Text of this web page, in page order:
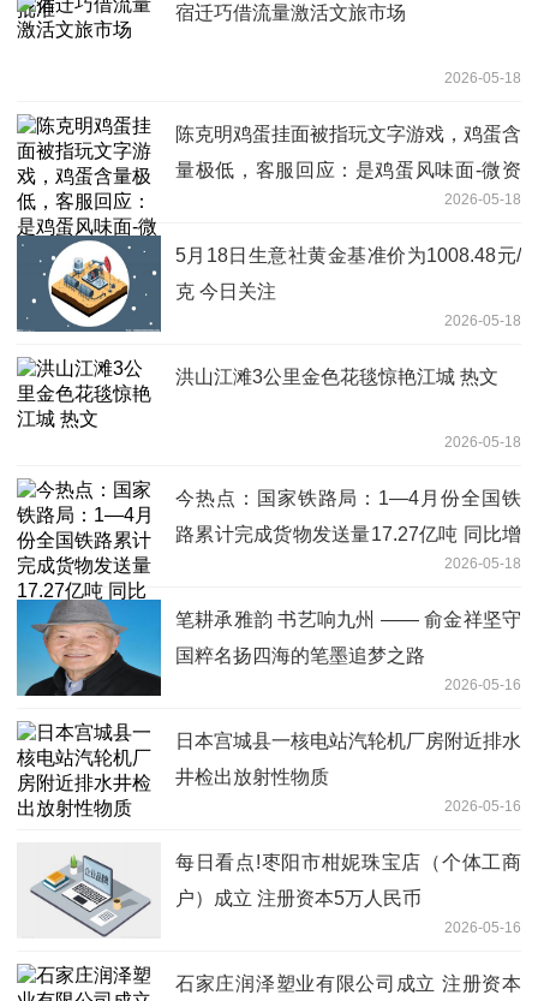
宿迁巧借流量激活文旅市场
2026-05-18
陈克明鸡蛋挂面被指玩文字游戏，鸡蛋含
量极低，客服回应：是鸡蛋风味面-微资
2026-05-18
5月18日生意社黄金基准价为1008.48元/
克 今日关注
2026-05-18
洪山江滩3公里金色花毯惊艳江城 热文
2026-05-18
今热点：国家铁路局：1—4月份全国铁
路累计完成货物发送量17.27亿吨 同比增
2026-05-18
笔耕承雅韵 书艺响九州 —— 俞金祥坚守
国粹名扬四海的笔墨追梦之路
2026-05-16
日本宫城县一核电站汽轮机厂房附近排水
井检出放射性物质
2026-05-16
每日看点!枣阳市柑妮珠宝店（个体工商
户）成立 注册资本5万人民币
2026-05-16
石家庄润泽塑业有限公司成立 注册资本